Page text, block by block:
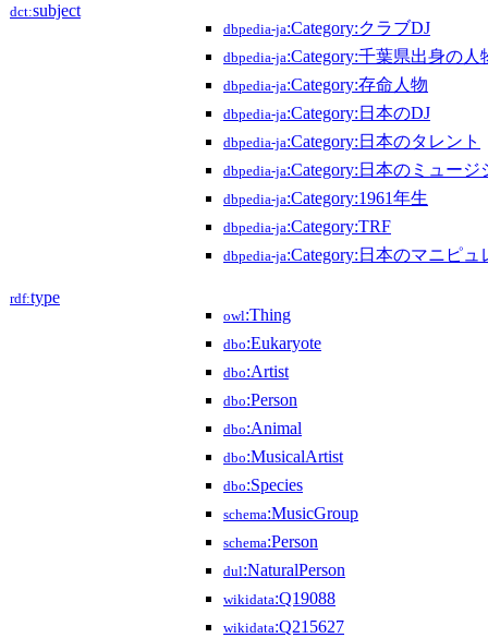
dct:subject
dbpedia-ja:Category:クラブDJ
dbpedia-ja:Category:千葉県出身の人
dbpedia-ja:Category:存命人物
dbpedia-ja:Category:日本のDJ
dbpedia-ja:Category:日本のタレント
dbpedia-ja:Category:日本のミュージ
dbpedia-ja:Category:1961年生
dbpedia-ja:Category:TRF
dbpedia-ja:Category:日本のマニピュ
rdf:type
owl:Thing
dbo:Eukaryote
dbo:Artist
dbo:Person
dbo:Animal
dbo:MusicalArtist
dbo:Species
schema:MusicGroup
schema:Person
dul:NaturalPerson
wikidata:Q19088
wikidata:Q215627